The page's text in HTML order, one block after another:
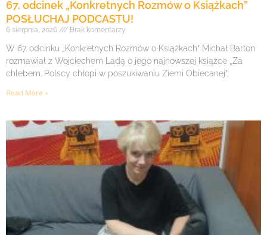
67. odcinek „Konkretnych Rozmów o Książkach”
POSŁUCHAJ PODCASTU!
6 sierpnia, 2026 Brak komentarzy
W 67. odcinku „Konkretnych Rozmów o Książkach” Michał Barton
rozmawiał z Wojciechem Ladą o jego najnowszej książce „Za
chlebem. Polscy chłopi w poszukiwaniu Ziemi Obiecanej”,
Read More »